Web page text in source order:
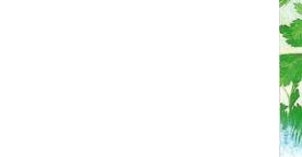
Комнатные горшечные